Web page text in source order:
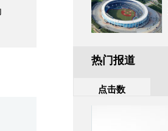
热门报道
点击数